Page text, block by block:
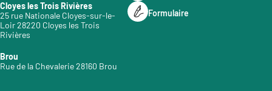
Cloyes les Trois Rivières
25 rue Nationale Cloyes-sur-le-
Loir 28220 Cloyes les Trois
Rivières
Brou
Rue de la Chevalerie 28160 Brou
Formulaire